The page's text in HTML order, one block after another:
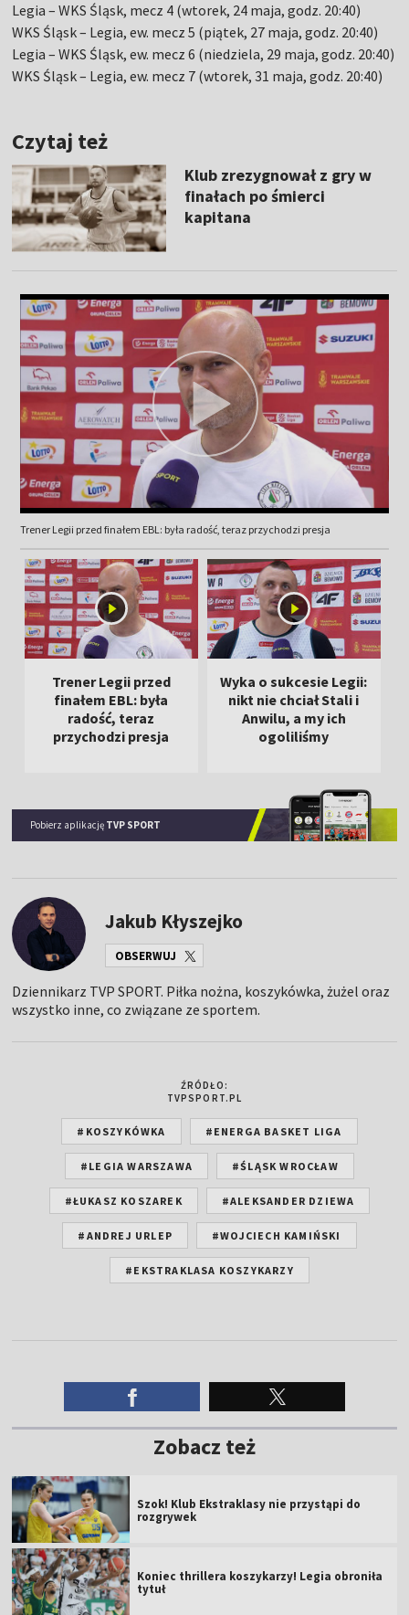
Legia – WKS Śląsk, mecz 4 (wtorek, 24 maja, godz. 20:40)
WKS Śląsk – Legia, ew. mecz 5 (piątek, 27 maja, godz. 20:40)
Legia – WKS Śląsk, ew. mecz 6 (niedziela, 29 maja, godz. 20:40)
WKS Śląsk – Legia, ew. mecz 7 (wtorek, 31 maja, godz. 20:40)
Czytaj też
Klub zrezygnował z gry w
finałach po śmierci
kapitana
Trener Legii przed finałem EBL: była radość, teraz przychodzi presja
Trener Legii przed
finałem EBL: była
radość, teraz
przychodzi presja
Wyka o sukcesie Legii:
nikt nie chciał Stali i
Anwilu, a my ich
ogoliliśmy
Pobierz aplikację TVP SPORT
Jakub Kłyszejko
OBSERWUJ
Dziennikarz TVP SPORT. Piłka nożna, koszykówka, żużel oraz
wszystko inne, co związane ze sportem.
ŹRÓDŁO:
TVPSPORT.PL
#KOSZYKÓWKA #ENERGA BASKET LIGA
#LEGIA WARSZAWA #ŚLĄSK WROCŁAW
#ŁUKASZ KOSZAREK #ALEKSANDER DZIEWA
#ANDREJ URLEP #WOJCIECH KAMIŃSKI
#EKSTRAKLASA KOSZYKARZY
Zobacz też
Szok! Klub Ekstraklasy nie przystąpi do
rozgrywek
Koniec thrillera koszykarzy! Legia obroniła
tytuł